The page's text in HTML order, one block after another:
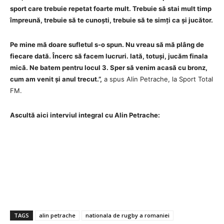
sport care trebuie repetat foarte mult. Trebuie să stai mult timp
împreună, trebuie să te cunoști, trebuie să te simți ca și jucător.
Pe mine mă doare sufletul s-o spun. Nu vreau să mă plâng de
fiecare dată. Încerc să facem lucruri. Iată, totuși, jucăm finala
mică. Ne batem pentru locul 3. Sper să venim acasă cu bronz,
cum am venit și anul trecut.”, a spus Alin Petrache, la Sport Total
FM.
Ascultă aici interviul integral cu Alin Petrache:
TAGS alin petrache nationala de rugby a romaniei